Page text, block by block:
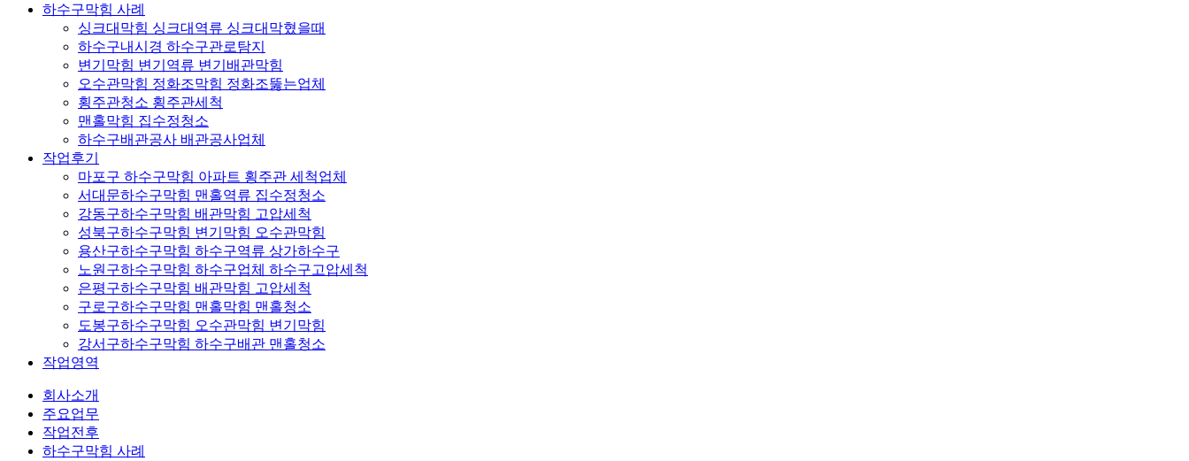
하수구막힘 사례
싱크대막힘 싱크대역류 싱크대막혔을때
하수구내시경 하수구관로탐지
변기막힘 변기역류 변기배관막힘
오수관막힘 정화조막힘 정화조뚫는업체
횡주관청소 횡주관세척
맨홀막힘 집수정청소
하수구배관공사 배관공사업체
작업후기
마포구 하수구막힘 아파트 횡주관 세척업체
서대문하수구막힘 맨홀역류 집수정청소
강동구하수구막힘 배관막힘 고압세척
성북구하수구막힘 변기막힘 오수관막힘
용산구하수구막힘 하수구역류 상가하수구
노원구하수구막힘 하수구업체 하수구고압세척
은평구하수구막힘 배관막힘 고압세척
구로구하수구막힘 맨홀막힘 맨홀청소
도봉구하수구막힘 오수관막힘 변기막힘
강서구하수구막힘 하수구배관 맨홀청소
작업영역
회사소개
주요업무
작업전후
하수구막힘 사례